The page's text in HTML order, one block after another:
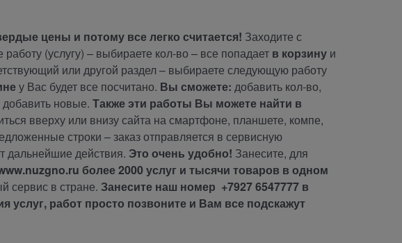
цены и потому все легко считается! Заходите с
(услугу) – выбираете кол-во – все попадает в корзину и
или другой раздел – выбираете следующую работу
у Вас будет все посчитано. Вы сможете: добавить кол-во,
новые. Также эти работы Вы можете найти в
вверху или внизу сайта на смартфоне, планшете, компе,
строки – заказ отправляется в сервисную
дальнейшие действия. Это очень удобно! Занесите, для
более 2000 услуг и тысячи товаров в одном
сервис в стране. Занесите наш номер +7927 6547777 в
услуг, работ просто позвоните и Вам все подскажут